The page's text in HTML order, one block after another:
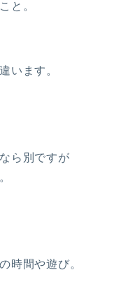
と。
います。
ら別ですが
時間や遊び。